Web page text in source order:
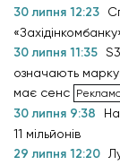
30 липня 12:23
30 липня 11:35
означають
має сенс
30 липня 9:38
11 мільйонів
29 липня 12:20